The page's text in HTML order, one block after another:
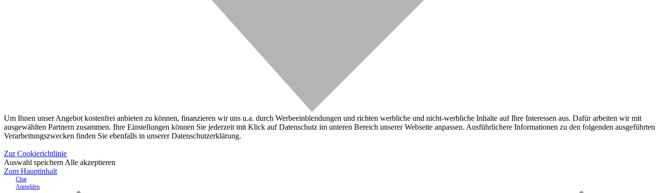
Um Ihnen unser Angebot kostenfrei anbieten zu können, finanzieren wir uns u.a. durch Werbeeinblendungen und richten werbliche und nicht-werbliche Inhalte auf Ihre Interessen aus. Dafür arbeiten wir mit
ausgewählten Partnern zusammen. Ihre Einstellungen können Sie jederzeit mit Klick auf Datenschutz im unteren Bereich unserer Webseite anpassen. Ausführlichere Informationen zu den folgenden ausgeführten
Verarbeitungszwecken finden Sie ebenfalls in unserer Datenschutzerklärung.
Zur Cookierichtlinie
Auswahl speichern Alle akzeptieren
Zum Hauptinhalt
Chat
Anmelden